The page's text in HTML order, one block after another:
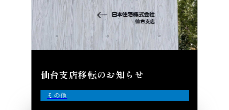
仙台支店移転のお知らせ
その他